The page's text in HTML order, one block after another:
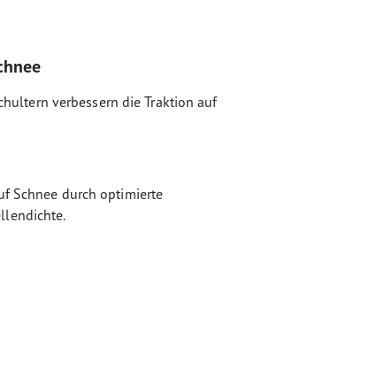
verbessern die Traktion auf
Schnee durch optimierte